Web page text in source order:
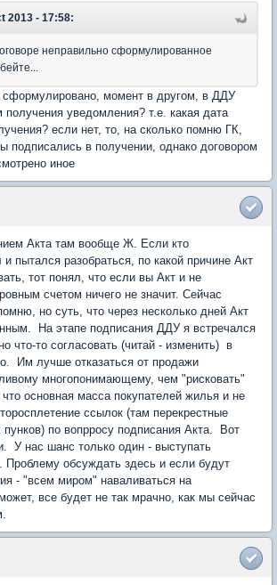
2013 - 17:58:
неправильно сформулированное
сформулировано, момент в другом, в ДДУ
получения уведомления? т.е. какая дата
если нет, то, на сколько помню ГК,
подписались в получении, однако договором
иное
Акта там вообще Ж. Если кто
и пытался разобраться, по какой причине Акт
тот понял, что если вы Акт и не
счетом ничего не значит. Сейчас
но суть, что через несколько дней Акт
На этапе подписания ДДУ я встречался
что-то согласовать (читай - изменить) в
Им лучше отказаться от продажи
многопонимающему, чем "рисковать"
основная масса покупателей жилья и не
ссылок (там перекрестные
пунков) по вопрросу подписания Акта. Вот
У нас шанс только один - выступать
обсуждать здесь и если будут
- "всем миром" наваливаться на
все будет не так мрачно, как мы сейчас